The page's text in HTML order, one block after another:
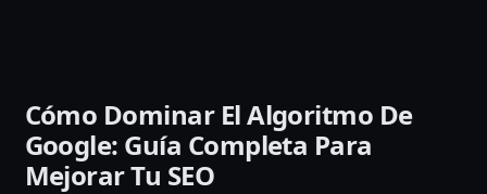
Cómo Dominar El Algoritmo De
Google: Guía Completa Para
Mejorar Tu SEO